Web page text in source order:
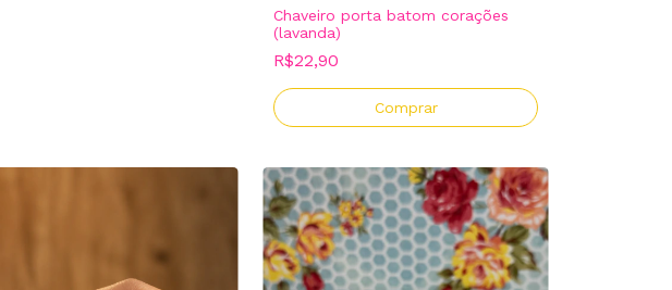
Chaveiro porta batom corações
(lavanda)
R$22,90